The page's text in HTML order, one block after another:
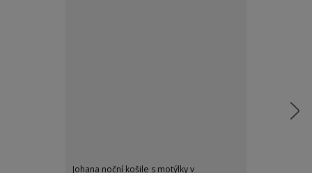
Johana noční košile s motýlky v